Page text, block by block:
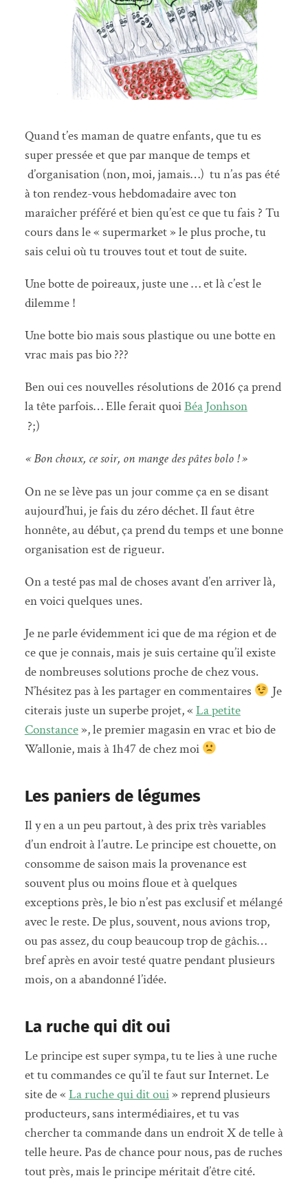
Quand t’es maman de quatre enfants, que tu es
super pressée et que par manque de temps et
d’organisation (non, moi, jamais…) tu n’as pas été
à ton rendez-vous hebdomadaire avec ton
maraîcher préféré et bien qu’est ce que tu fais ? Tu
cours dans le « supermarket » le plus proche, tu
sais celui où tu trouves tout et tout de suite.
Une botte de poireaux, juste une … et là c’est le
dilemme !
Une botte bio mais sous plastique ou une botte en
vrac mais pas bio ???
Ben oui ces nouvelles résolutions de 2016 ça prend
la tête parfois… Elle ferait quoiBéa Jonhson
?;)
« Bon choux, ce soir, on mange des pâtes bolo ! »
On ne se lève pas un jour comme ça en se disant
aujourd’hui, je fais du zéro déchet. Il faut être
honnête, au début, ça prend du temps et une bonne
organisation est de rigueur.
On a testé pas mal de choses avant d’en arriver là,
en voici quelques unes.
Je ne parle évidemment ici que de ma région et de
ce que je connais, mais je suis certaine qu’il existe
de nombreuses solutions proche de chez vous.
N’hésitez pas à les partager en commentaires
Je
citerais juste un superbe projet, « La petite
Constance», le premier magasin en vrac et bio de
Wallonie, mais à 1h47 de chez moi
Les paniers de légumes
Il y en a un peu partout, à des prix très variables
d’un endroit à l’autre. Le principe est chouette, on
consomme de saison mais la provenance est
souvent plus ou moins floue et à quelques
exceptions près, le bio n’est pas exclusif et mélangé
avec le reste. De plus, souvent, nous avions trop,
ou pas assez, du coup beaucoup trop de gâchis…
bref après en avoir testé quatre pendant plusieurs
mois, on a abandonné l’idée.
La ruche qui dit oui
Le principe est super sympa, tu te lies à une ruche
et tu commandes ce qu’il te faut sur Internet. Le
site de « La ruche qui dit oui» reprend plusieurs
producteurs, sans intermédiaires, et tu vas
chercher ta commande dans un endroit X de telle à
telle heure. Pas de chance pour nous, pas de ruches
tout près, mais le principe méritait d’être cité.